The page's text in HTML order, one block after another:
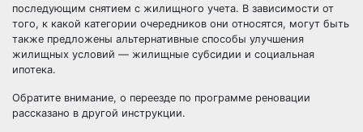
последующим снятием с жилищного учета. В зависимости от
того, к какой категории очередников они относятся, могут быть
также предложены альтернативные способы улучшения
жилищных условий — жилищные субсидии и социальная
ипотека.
Обратите внимание, о переезде по программе реновации
рассказано в другой инструкции.